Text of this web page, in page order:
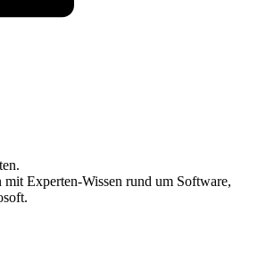
mit Experten-Wissen rund um Software,